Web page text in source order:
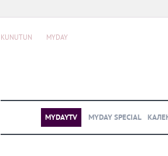
KUNUTUN MYDAY
MYDAYTV MYDAY SPECIAL